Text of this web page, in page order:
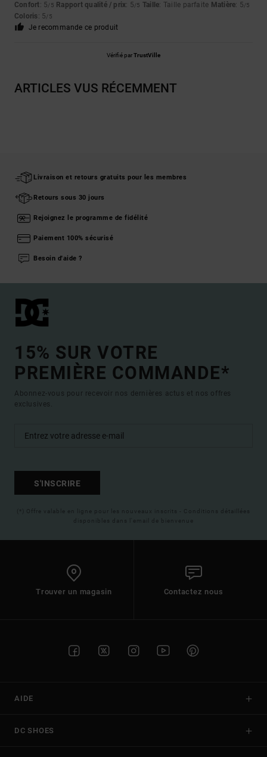
Confort: 5/5 Rapport qualité / prix: 5/5 Taille: Taille parfaite Matière: 5/5
Coloris: 5/5
Je recommande ce produit
Vérifié parTrustVille
ARTICLES VUS RÉCEMMENT
Livraison et retours gratuits pour les membres
Retours sous 30 jours
Rejoignez le programme de fidélité
Paiement 100% sécurisé
Besoin d'aide ?
15% SUR VOTRE
PREMIÈRE COMMANDE*
Abonnez-vous pour recevoir nos dernières actus et nos offres
exclusives.
S'INSCRIRE
(*) Offre valable en ligne pour les nouveaux inscrits - Conditions détaillées
disponibles dans l'email de bienvenue
Trouver un magasin Contactez nous
AIDE
DC SHOES